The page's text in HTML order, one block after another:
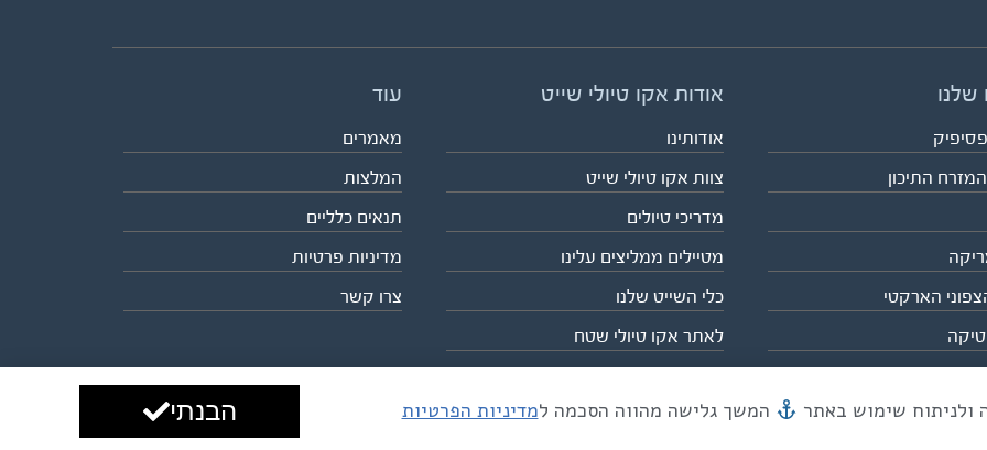
שלנו
התיכון
הארקטי
אודות אקו טיולי שייט
אודותינו
צוות אקו טיולי שייט
מדריכי טיולים
מטיילים ממליצים עלינו
כלי השייט שלנו
לאתר אקו טיולי שטח
עוד
מאמרים
המלצות
תנאים כלליים
מדיניות פרטיות
צרו קשר
מייל mail@eco.co.il | כתובתנו המסגר 55, תל אביב עיצוב ופיתוח: ביבר גלובל
המשך גלישה מהווה הסכמה למדיניות הפרטיות הבנתי